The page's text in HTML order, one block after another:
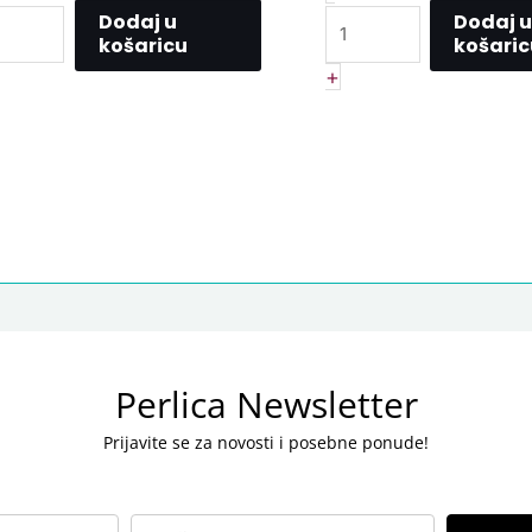
Dodaj u
košaricu
+
Dodaj u
Perlica Newsletter
Prijavite se za novosti i posebne ponude!